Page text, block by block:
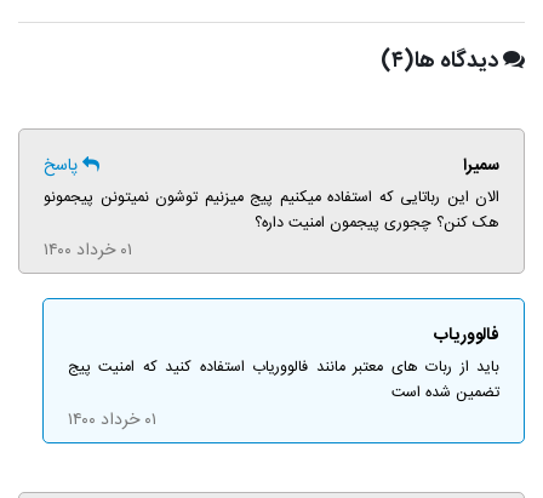
دیدگاه ها(۴)
سمیرا پاسخ
الان این رباتایی که استفاده میکنیم پیج میزنیم توشون نمیتونن پیجمونو
هک کنن؟ چجوری پیجمون امنیت داره؟
۰۱ خرداد ۱۴۰۰
فالووریاب
باید از ربات های معتبر مانند فالووریاب استفاده کنید که امنیت پیج
تضمین شده است
۰۱ خرداد ۱۴۰۰